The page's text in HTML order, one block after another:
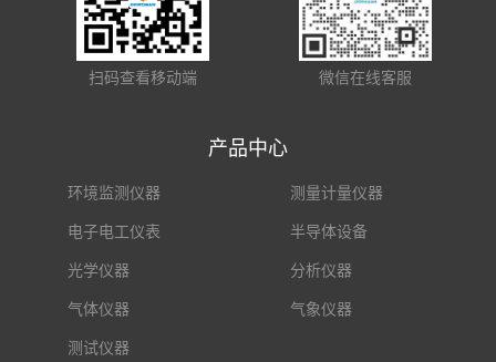
扫码查看移动端 微信在线客服
产品中心
环境监测仪器 测量计量仪器
电子电工仪表 半导体设备
光学仪器 分析仪器
气体仪器 气象仪器
测试仪器